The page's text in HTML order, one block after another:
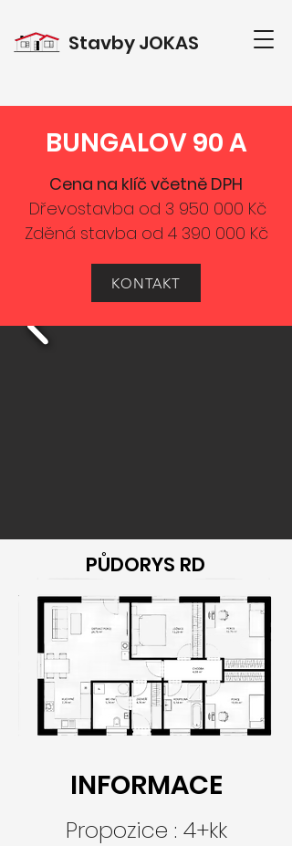
StavbyJOKAS
BUNGALOV 90 A
Cena na klíč včetně DPH
Dřevostavba od 3 950 000 Kč
Zděná stavba od 4 390 000 Kč
KONTAKT
PŮDORYS RD
INFORMACE
Propozice : 4+kk